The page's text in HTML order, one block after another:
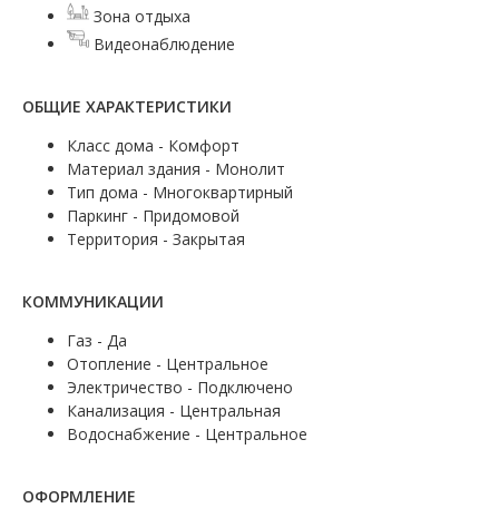
Зона отдыха
Видеонаблюдение
ОБЩИЕ ХАРАКТЕРИСТИКИ
Класс дома - Комфорт
Материал здания - Монолит
Тип дома - Многоквартирный
Паркинг - Придомовой
Территория - Закрытая
КОММУНИКАЦИИ
Газ - Да
Отопление - Центральное
Электричество - Подключено
Канализация - Центральная
Водоснабжение - Центральное
ОФОРМЛЕНИЕ